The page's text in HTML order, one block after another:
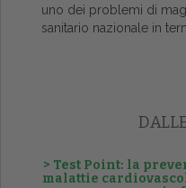
uno dei problemi di
sanitario nazionale in
> Test Point: la
malattie